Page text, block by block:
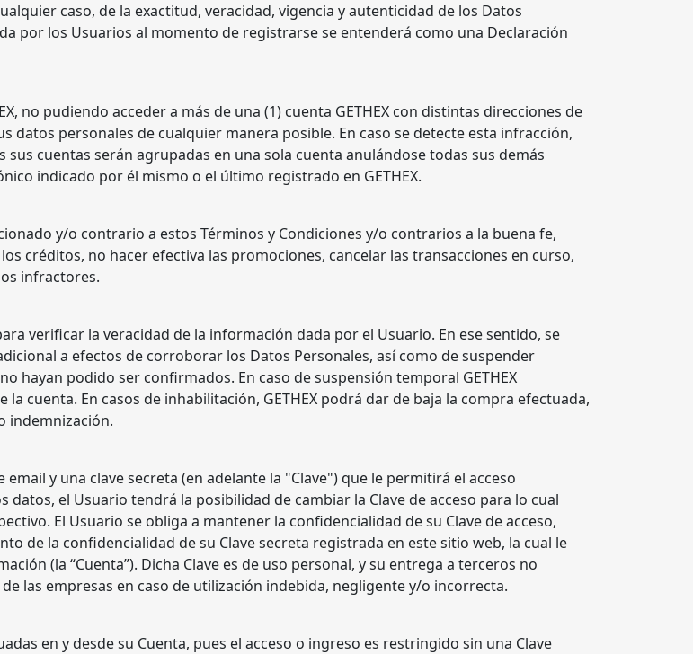
caso, de la exactitud, veracidad, vigencia y autenticidad de los Datos
por los Usuarios al momento de registrarse se entenderá como una Declaración
no pudiendo acceder a más de una (1) cuenta GETHEX con distintas direcciones de
personales de cualquier manera posible. En caso se detecte esta infracción,
cuentas serán agrupadas en una sola cuenta anulándose todas sus demás
indicado por él mismo o el último registrado en GETHEX.
y/o contrario a estos Términos y Condiciones y/o contrarios a la buena fe,
créditos, no hacer efectiva las promociones, cancelar las transacciones en curso,
infractores.
verificar la veracidad de la información dada por el Usuario. En ese sentido, se
a efectos de corroborar los Datos Personales, así como de suspender
hayan podido ser confirmados. En caso de suspensión temporal GETHEX
cuenta. En casos de inhabilitación, GETHEX podrá dar de baja la compra efectuada,
indemnización.
y una clave secreta (en adelante la "Clave") que le permitirá el acceso
el Usuario tendrá la posibilidad de cambiar la Clave de acceso para lo cual
El Usuario se obliga a mantener la confidencialidad de su Clave de acceso,
de la confidencialidad de su Clave secreta registrada en este sitio web, la cual le
(la “Cuenta”). Dicha Clave es de uso personal, y su entrega a terceros no
de las empresas en caso de utilización indebida, negligente y/o incorrecta.
en y desde su Cuenta, pues el acceso o ingreso es restringido sin una Clave